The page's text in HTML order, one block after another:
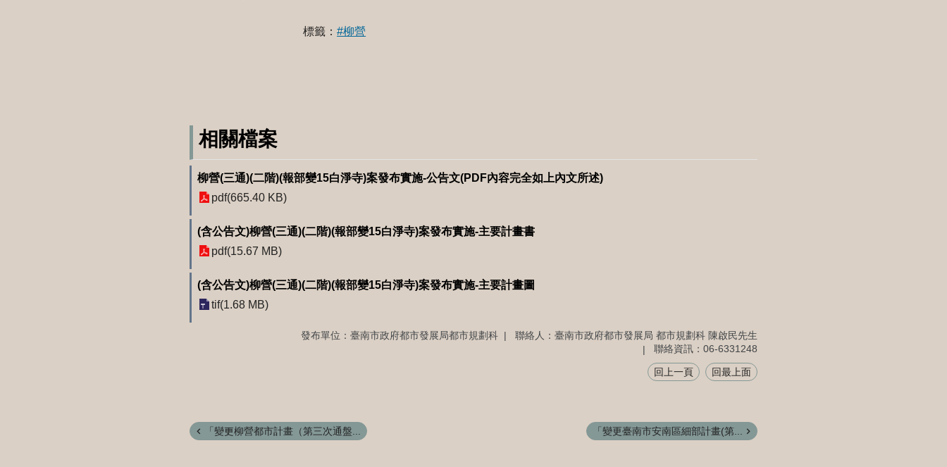
標籤：#柳營
相關檔案
柳營(三通)(二階)(報部變15白淨寺)案發布實施-公告文(PDF內容完全如上內文所述)
pdf(665.40 KB)
(含公告文)柳營(三通)(二階)(報部變15白淨寺)案發布實施-主要計畫書
pdf(15.67 MB)
(含公告文)柳營(三通)(二階)(報部變15白淨寺)案發布實施-主要計畫圖
tif(1.68 MB)
發布單位：臺南市政府都市發展局都市規劃科
聯絡人：臺南市政府都市發展局 都市規劃科 陳啟民先生
聯絡資訊：06-6331248
回上一頁 回最上面
「變更柳營都市計畫（第三次通盤... 「變更臺南市安南區細部計畫(第...